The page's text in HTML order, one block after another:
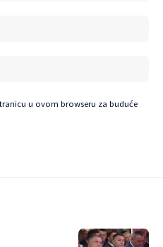
u ovom browseru za buduće